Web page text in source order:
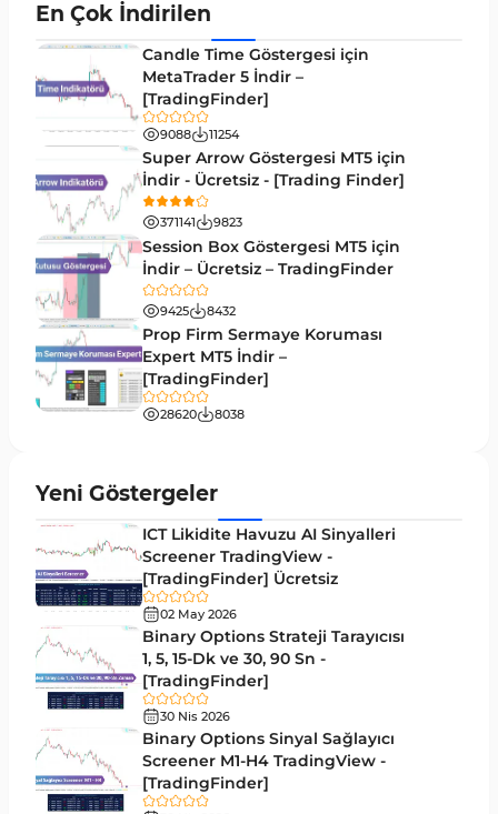
MetaTrader 4 için Gann Göstergeleri
Forward Piyasası MT4 Göstergeleri
Döngüler MT4 Göstergeleri
Arz ve Talep MT4 Göstergeleri
Kırılma MT4 Göstergeleri
Likidite MT4 Göstergeleri
Day Trading MT4 Göstergeleri
Eğitimsel MT4 Göstergeleri
Volatilite MT4 Göstergeleri
Tersine MT4 Göstergeleri
Mum Analizi MT4 Göstergeleri
ICT MT4 Göstergeleri
Günlük ve Haftalık Zaman Dilimleri MT4
göstergeler
Risk Yönetimi MT4 Göstergeleri
Hisse Senedi MT4 Göstergeleri
MACD Göstergeleri MetaTrader 4 için
Pivot and Fraktallar MT4 Göstergeleri
En Çok İndirilen
Candle Time Göstergesi için
MetaTrader 5 İndir –
[TradingFinder]
9088 11254
Super Arrow Göstergesi MT5 için
İndir - Ücretsiz - [Trading Finder]
371141 9823
Session Box Göstergesi MT5 için
İndir – Ücretsiz – TradingFinder
9425 8432
Prop Firm Sermaye Koruması
Expert MT5 İndir –
[TradingFinder]
28620 8038
Yeni Göstergeler
ICT Likidite Havuzu AI Sinyalleri
Screener TradingView -
[TradingFinder] Ücretsiz
02 May 2026
Binary Options Strateji Tarayıcısı
1, 5, 15-Dk ve 30, 90 Sn -
[TradingFinder]
30 Nis 2026
Binary Options Sinyal Sağlayıcı
Screener M1-H4 TradingView -
[TradingFinder]